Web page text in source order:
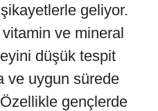
geliyor.
ve mineral
düşük tespit
ve uygun sürede
gençlerde